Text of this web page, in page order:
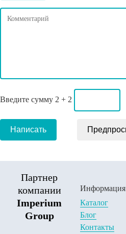
Введите сумму 2 + 2
Партнер
компании
Imperium
Group
Информация
Каталог
Блог
Контакты